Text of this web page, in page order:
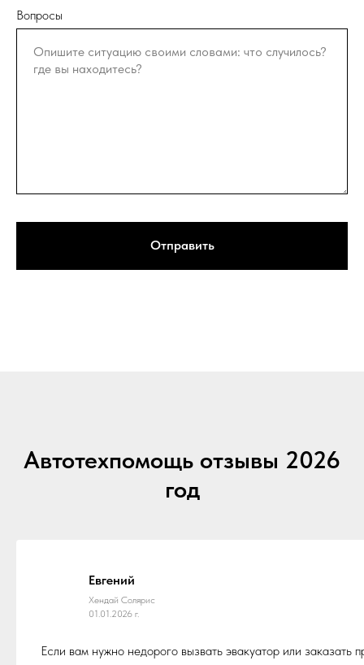
Вопросы
Отправить
Автотехпомощь отзывы 2026
год
Евгений
Хендай Солярис
01.01.2026 г.
Если вам нужно недорого вызвать эвакуатор или